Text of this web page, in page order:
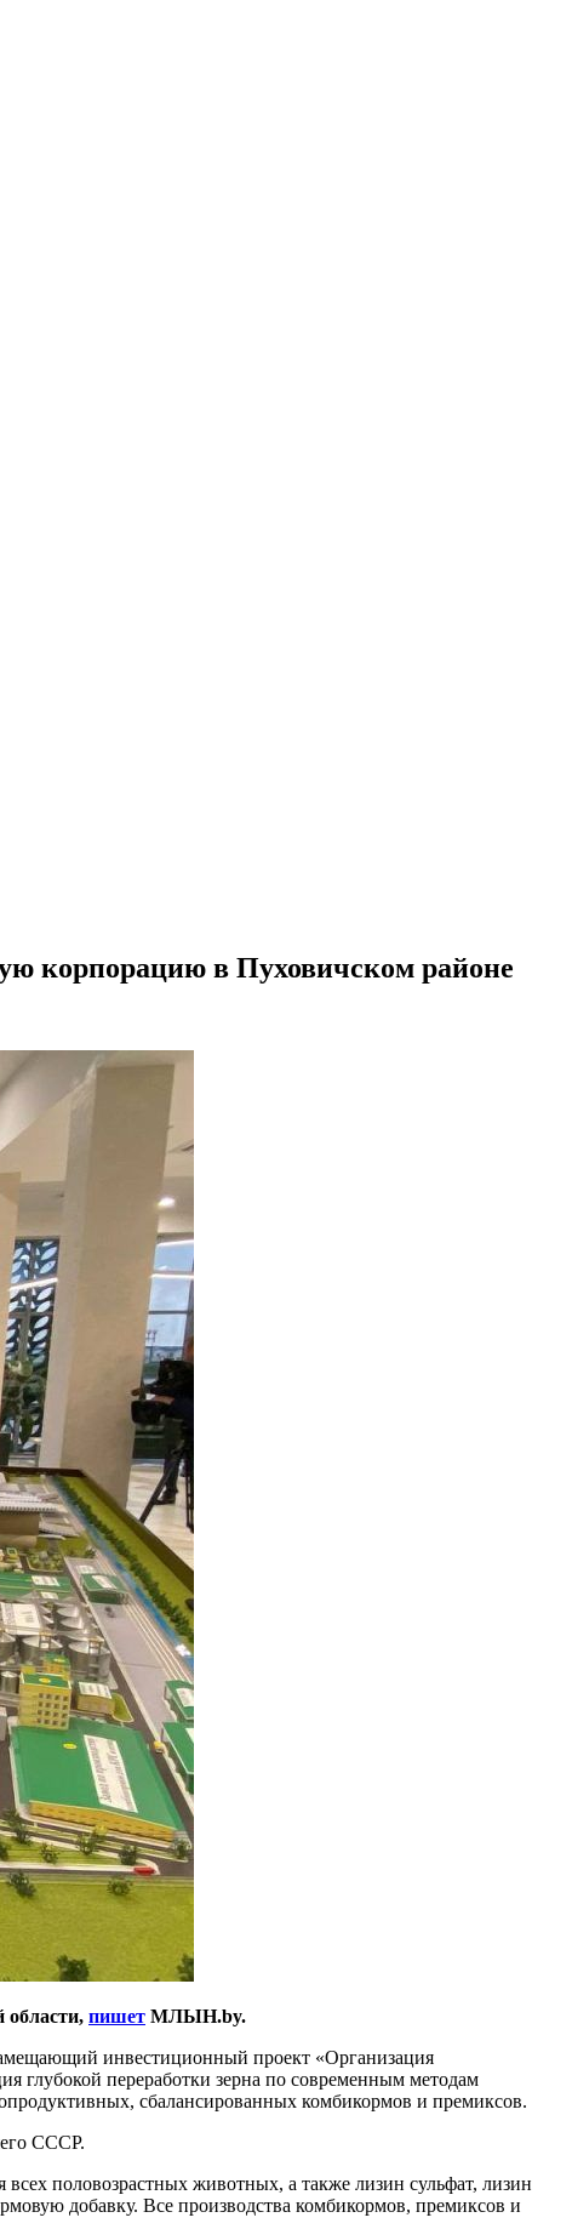
корпорацию в Пуховичском районе
области, пишет МЛЫН.by.
инвестиционный проект «Организация
глубокой переработки зерна по современным методам
сбалансированных комбикормов и премиксов.
СССР.
половозрастных животных, а также лизин сульфат, лизин
добавку. Все производства комбикормов, премиксов и